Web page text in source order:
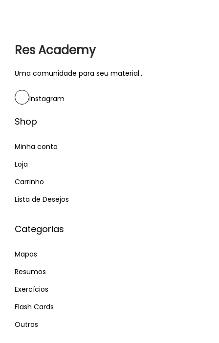
Res Academy
Uma comunidade para seu material...
Instagram
Shop
Minha conta
Loja
Carrinho
Lista de Desejos
Categorias
Mapas
Resumos
Exercícios
Flash Cards
Outros